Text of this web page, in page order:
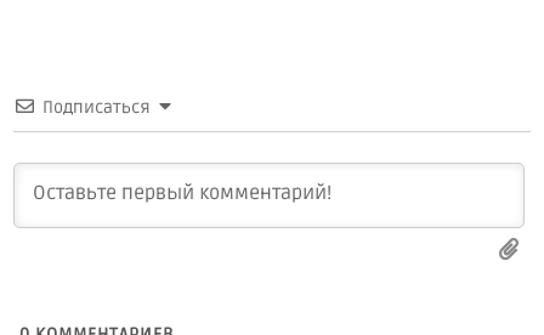
Подписаться